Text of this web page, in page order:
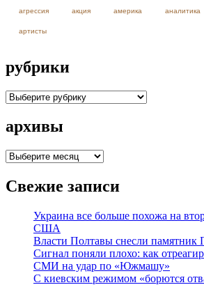
агрессия акция америка аналитика
артисты
рубрики
рубрики
архивы
архивы
Свежие записи
Украина все больше похожа на
США
Власти Полтавы снесли памятник
Сигнал поняли плохо: как
СМИ на удар по «Южмашу»
С киевским режимом «борются